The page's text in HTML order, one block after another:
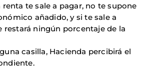
te sale a pagar, no te supone
añadido, y si te sale a
restará ningún porcentaje de la
casilla, Hacienda percibirá el